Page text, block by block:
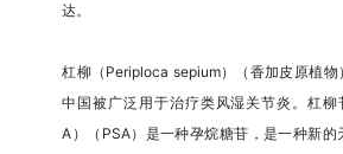
达。
杠柳（Periploca sepium）（香加皮原植物
中国被广泛用于治疗类风湿关节炎。杠柳
A）（PSA）是一种孕烷糖苷，是一种新的